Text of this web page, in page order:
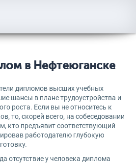
в Нефтеюганске
дипломов высших учебных
шансы в плане трудоустройства и
роста. Если вы не относитесь к
то, скорей всего, на собеседовании
кто предъявит соответствующий
работодателю глубокую
отсутствие у человека диплома